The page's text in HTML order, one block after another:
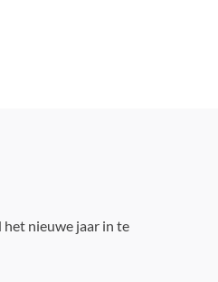
het nieuwe jaar in te